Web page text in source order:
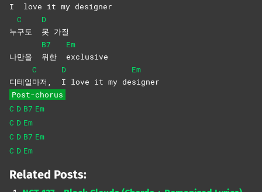
I love it my designer
누
C
구도
D
못 가질
나만을
B7
위한
Em
exclusive
디테일
C
마저,
D
I love it my de
Em
signer
Post-chorus
C D B7 Em
C D Em
C D B7 Em
C D Em
Related Posts: